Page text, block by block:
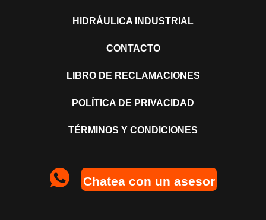
HIDRÁULICA INDUSTRIAL
CONTACTO
LIBRO DE RECLAMACIONES
POLÍTICA DE PRIVACIDAD
TÉRMINOS Y CONDICIONES
Chatea con un asesor